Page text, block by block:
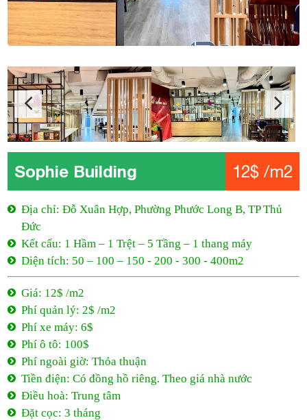
Sophie Building 12$ /m2
Địa chỉ: Đỗ Xuân Hợp, Phường Phước Long B, TP Thủ
Đức
Kết cấu: 1 Hầm – 1 Trệt – 5 Tầng – 1 thang máy
Diện tích: 50 – 100 – 150 - 200 - 300 - 400m2
Giá: 12$ /m2
Phí quản lý: 2$ /m2
Phí xe máy: 6$
Phí ô tô: 100$
Phí ngoài giờ: Thỏa thuận
Tiền điện: Có đồng hồ riêng. Theo giá nhà nước
Điều hoà: Trung tâm
Đặt cọc: 3 tháng